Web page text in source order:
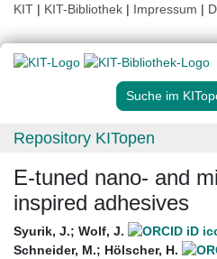
KIT | KIT-Bibliothek | Impressum |
Suche im
Repository KITopen
E-tuned nano- and
inspired adhesives
Syurik, J.; Wolf, J.
Schneider, M.; Hölscher, H.